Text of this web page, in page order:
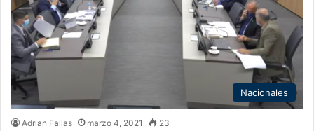
Nacionales
Adrian Fallas marzo 4, 2021 23